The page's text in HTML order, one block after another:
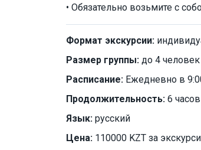
• Обязательно возьмите с
Формат экскурсии:
Размер группы: до 4 человек
Расписание: Ежедневно в
Продолжительность: 6 часов
Язык: русский
Цена: 110000 KZT за